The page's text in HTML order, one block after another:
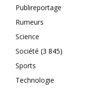
Publireportage
Rumeurs
Science
Société (3 845)
Sports
Technologie